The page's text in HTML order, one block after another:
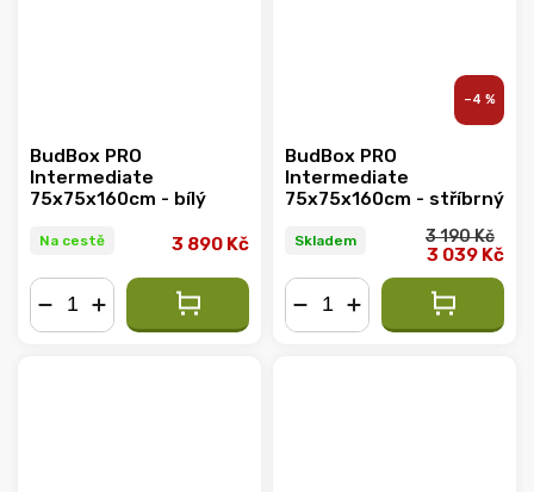
BudBox PRO
Intermediate
75x75x160cm - bílý
Na cestě 3 890 Kč
–4 %
BudBox PRO
Intermediate
75x75x160cm - stříbrný
Skladem 3 190 Kč
3 039 Kč